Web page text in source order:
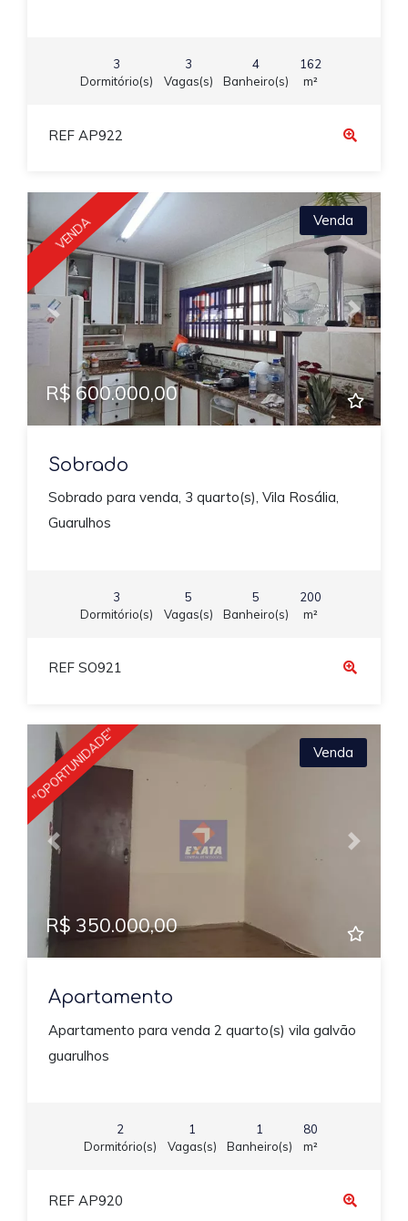
3
Dormitório(s)
3
Vagas(s)
4
Banheiro(s)
162
m²
REF AP922
Previous Next
VENDA Venda
R$ 600.000,00
Sobrado
Sobrado para venda, 3 quarto(s), Vila Rosália,
Guarulhos
3
Dormitório(s)
5
Vagas(s)
5
Banheiro(s)
200
m²
REF SO921
Previous Next
"OPORTUNIDADE" Venda
R$ 350.000,00
Apartamento
Apartamento para venda 2 quarto(s) vila galvão
guarulhos
2
Dormitório(s)
1
Vagas(s)
1
Banheiro(s)
80
m²
REF AP920